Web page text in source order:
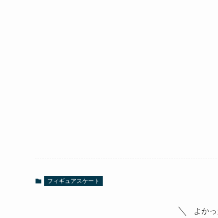
フィギュアスケート
よか